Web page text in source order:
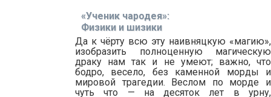
«Ученик чародея»:
Физики и шизики
Да к чёрту всю эту наивняцкую «магию»,
изобразить полноценную магическую
драку нам так и не умеют; важно, что
бодро, весело, без каменной морды и
мировой трагедии. Веслом по морде и
чуть что — на десяток лет в урну,